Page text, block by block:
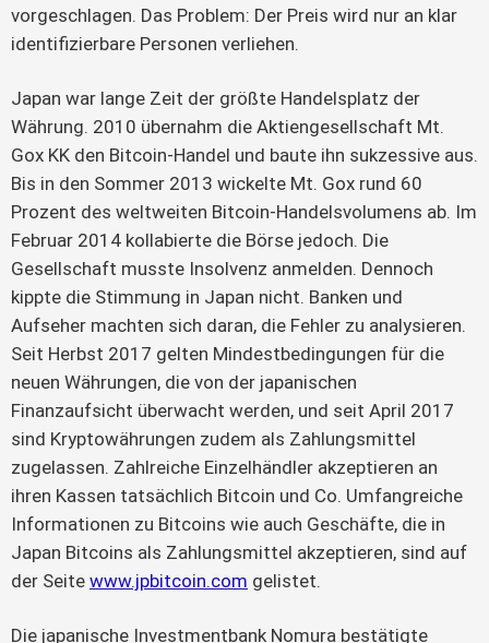
vorgeschlagen. Das Problem: Der Preis wird nur an klar
identifizierbare Personen verliehen.
Japan war lange Zeit der größte Handelsplatz der
Währung. 2010 übernahm die Aktiengesellschaft Mt.
Gox KK den Bitcoin-Handel und baute ihn sukzessive aus.
Bis in den Sommer 2013 wickelte Mt. Gox rund 60
Prozent des weltweiten Bitcoin-Handelsvolumens ab. Im
Februar 2014 kollabierte die Börse jedoch. Die
Gesellschaft musste Insolvenz anmelden. Dennoch
kippte die Stimmung in Japan nicht. Banken und
Aufseher machten sich daran, die Fehler zu analysieren.
Seit Herbst 2017 gelten Mindestbedingungen für die
neuen Währungen, die von der japanischen
Finanzaufsicht überwacht werden, und seit April 2017
sind Kryptowährungen zudem als Zahlungsmittel
zugelassen. Zahlreiche Einzelhändler akzeptieren an
ihren Kassen tatsächlich Bitcoin und Co. Umfangreiche
Informationen zu Bitcoins wie auch Geschäfte, die in
Japan Bitcoins als Zahlungsmittel akzeptieren, sind auf
der Seite www.jpbitcoin.com gelistet.
Die japanische Investmentbank Nomura bestätigte